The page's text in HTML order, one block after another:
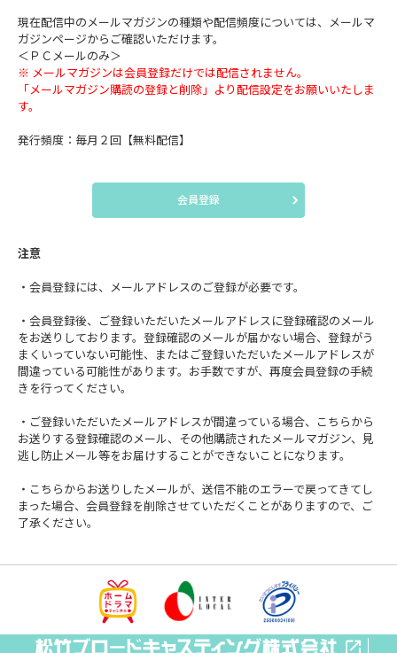
現在配信中のメールマガジンの種類や配信頻度については、メールマ
ガジンページからご確認いただけます。
＜ＰＣメールのみ＞
※ メールマガジンは会員登録だけでは配信されません。
「メールマガジン購読の登録と削除」より配信設定をお願いいたしま
す。
発行頻度：毎月２回【無料配信】
会員登録
注意
・会員登録には、メールアドレスのご登録が必要です。
・会員登録後、ご登録いただいたメールアドレスに登録確認のメール
をお送りしております。登録確認のメールが届かない場合、登録がう
まくいっていない可能性、またはご登録いただいたメールアドレスが
間違っている可能性があります。お手数ですが、再度会員登録の手続
きを行ってください。
・ご登録いただいたメールアドレスが間違っている場合、こちらから
お送りする登録確認のメール、その他購読されたメールマガジン、見
逃し防止メール等をお届けすることができないことになります。
・こちらからお送りしたメールが、送信不能のエラーで戻ってきてし
まった場合、会員登録を削除させていただくことがありますので、ご
了承ください。